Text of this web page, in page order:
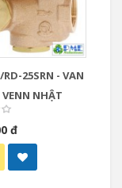
25SRN - VAN
NHẬT
đ